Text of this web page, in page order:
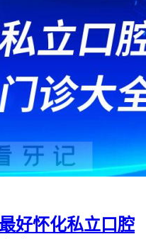
好怀化私立口腔